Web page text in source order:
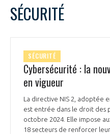
ENVIRONNEMENT
INTERNATIONALISATION
RAPPORTS D'ACTIVITÉS
SÉCURITÉ
SÉCURITÉ
Cybersécurité : la
en vigueur
La directive NIS 2, adoptée
est entrée dans le droit des
octobre 2024. Elle impose
18 secteurs de renforcer